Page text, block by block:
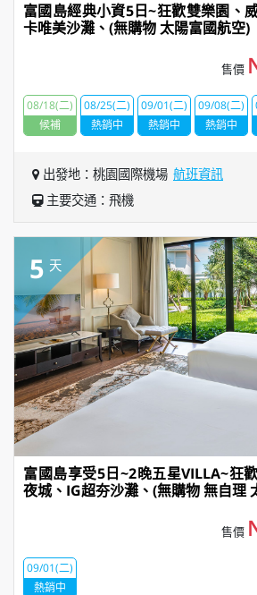
富國島經典小資5日~狂歡雙樂園、
卡唯美沙灘、(無購物 太陽富國航空)
售價
08/18(二)
候補
08/25(二)
熱銷中
09/01(二)
熱銷中
09/08(二)
熱銷中
出發地：桃園國際機場 航班資訊
主要交通：飛機
5 天
富國島享受5日~2晚五星VILLA~狂
夜城、IG超夯沙灘、(無購物 無自理
售價
09/01(二)
熱銷中